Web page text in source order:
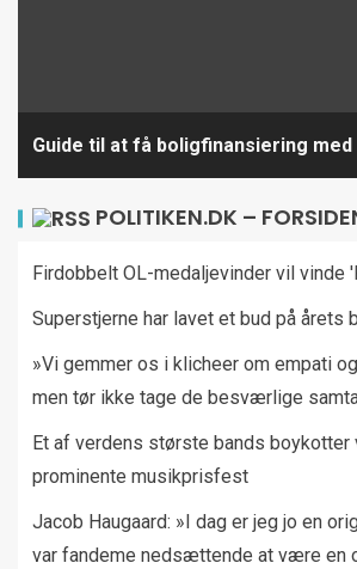
Guide til at få boligfinansiering
POLITIKEN.DK –
Firdobbelt OL-medaljevinder vil vinde
Superstjerne har lavet et bud på årets
»Vi gemmer os i klicheer om empati
men tør ikke tage de besværlige
Et af verdens største bands
prominente musikprisfest
Jacob Haugaard: »I dag er jeg jo en
var fandeme nedsættende at være en